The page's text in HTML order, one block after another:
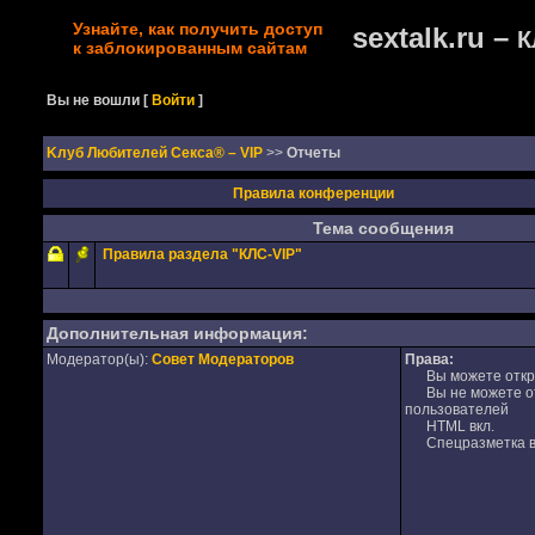
Узнайте, как получить доступ
к заблокированным сайтам
sextalk.ru –
Вы не вошли [Войти ]
Kлуб Любителей Секса® – VIP >> Отчеты
Правила конференции
Тема сообщения
Правила раздела "КЛС-VIP"
Дополнительная информация:
Модератор(ы): Совет Модераторов
Права:
Вы можете
Вы не можете
пользователей
HTML вкл.
Спецразметка